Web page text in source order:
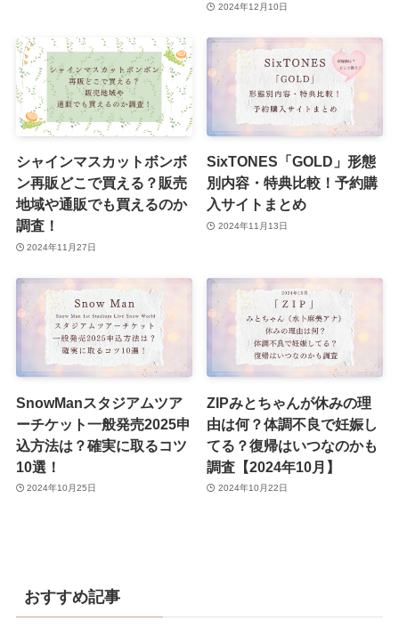
2024年12月10日
シャインマスカットボンボ
ン再販どこで買える？販売
地域や通販でも買えるのか
調査！
2024年11月27日
SixTONES「GOLD」形態
別内容・特典比較！予約購
入サイトまとめ
2024年11月13日
SnowManスタジアムツア
ーチケット一般発売2025申
込方法は？確実に取るコツ
10選！
2024年10月25日
ZIPみとちゃんが休みの理
由は何？体調不良で妊娠し
てる？復帰はいつなのかも
調査【2024年10月】
2024年10月22日
おすすめ記事